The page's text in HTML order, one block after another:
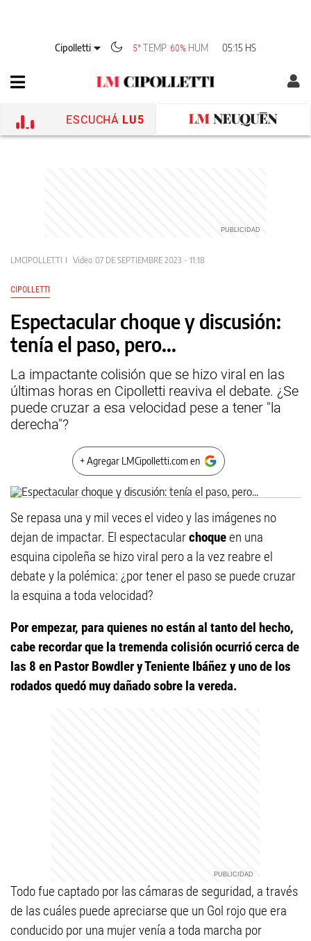
Cipolletti 5° TEMP 60% HUM 05:15 HS
ESCUCHÁ LU5
LMCIPOLLETTI Video 07 DE SEPTIEMBRE 2023 - 11:18
CIPOLLETTI
Espectacular choque y discusión:
tenía el paso, pero...
La impactante colisión que se hizo viral en las
últimas horas en Cipolletti reaviva el debate. ¿Se
puede cruzar a esa velocidad pese a tener "la
derecha"?
+ Agregar LMCipolletti.com en
Se repasa una y mil veces el video y las imágenes no
dejan de impactar. El espectacularchoqueen una
esquina cipoleña se hizo viral pero a la vez reabre el
debate y la polémica: ¿por tener el paso se puede cruzar
la esquina a toda velocidad?
Por empezar, para quienes no están al tanto del hecho,
cabe recordar que la tremenda colisión ocurrió cerca de
las 8 en Pastor Bowdler y Teniente Ibáñez y uno de los
rodados quedó muy dañado sobre la vereda.
Todo fue captado por las cámaras de seguridad, a través
de las cuáles puede apreciarse que un Gol rojo que era
conducido por una mujer venía a toda marcha por